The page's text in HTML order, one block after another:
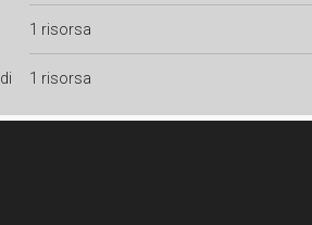
1 risorsa
di 1 risorsa